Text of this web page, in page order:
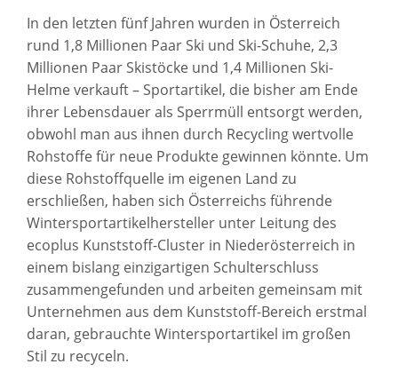
In den letzten fünf Jahren wurden in Österreich
rund 1,8 Millionen Paar Ski und Ski-Schuhe, 2,3
Millionen Paar Skistöcke und 1,4 Millionen Ski-
Helme verkauft – Sportartikel, die bisher am Ende
ihrer Lebensdauer als Sperrmüll entsorgt werden,
obwohl man aus ihnen durch Recycling wertvolle
Rohstoffe für neue Produkte gewinnen könnte. Um
diese Rohstoffquelle im eigenen Land zu
erschließen, haben sich Österreichs führende
Wintersportartikelhersteller unter Leitung des
ecoplus Kunststoff-Cluster in Niederösterreich in
einem bislang einzigartigen Schulterschluss
zusammengefunden und arbeiten gemeinsam mit
Unternehmen aus dem Kunststoff-Bereich erstmal
daran, gebrauchte Wintersportartikel im großen
Stil zu recyceln.